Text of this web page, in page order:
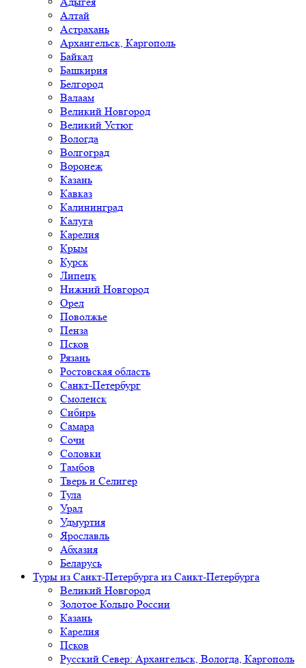
Алтай
Астрахань
Архангельск, Каргополь
Байкал
Башкирия
Белгород
Валаам
Великий Новгород
Великий Устюг
Вологда
Волгоград
Воронеж
Казань
Кавказ
Калининград
Калуга
Карелия
Крым
Курск
Липецк
Нижний Новгород
Орел
Поволжье
Пенза
Псков
Рязань
Ростовская область
Санкт-Петербург
Смоленск
Сибирь
Самара
Сочи
Соловки
Тамбов
Тверь и Селигер
Тула
Урал
Удмуртия
Ярославль
Абхазия
Беларусь
Туры из Санкт-Петербурга из Санкт-Петербурга
Великий Новгород
Золотое Кольцо России
Казань
Карелия
Псков
Русский Север: Архангельск, Вологда, Каргополь